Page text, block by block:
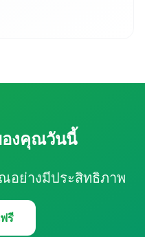
องคุณวันนี้
อย่างมีประสิทธิภาพ
รี